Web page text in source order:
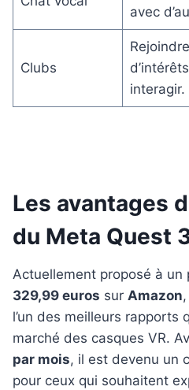
avec
Clubs
interagir.
Les avantages
du Meta Quest
Actuellement proposé à
329,99 euros sur Amazon
l’un des meilleurs rapports
marché des casques VR.
par mois, il est devenu un
pour ceux qui souhaitent